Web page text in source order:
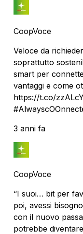
CoopVoce
Veloce da
soprattutto
smart per
vantaggi e come
https://t.co/
3 anni fa
CoopVoce
“I suoi… bit per
poi, avessi
con il nuovo
potrebbe